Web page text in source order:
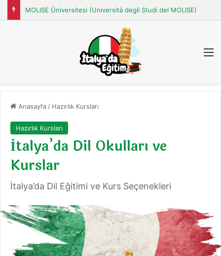
MOLISE Üniversitesi (Università degli Studi del MOLISE)
Anasayfa / Hazırlık Kursları
Hazırlık Kursları
İtalya’da Dil Okulları ve
Kurslar
İtalya’da Dil Eğitimi ve Kurs Seçenekleri